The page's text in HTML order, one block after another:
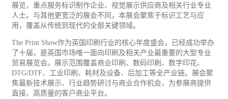
展览，重点服务标识制作企业、视觉展示供应商及相关行业专业
人士。与其他更宽泛的展会不同，本展会聚焦于标识工艺与应
用，覆盖从传统到现代的全部关键领域。
The Print Show作为英国 印刷 行业的核心年度盛会，已经成功举办
了十届，是英国市场唯一面向印刷及相关产业最重要的大型专业
贸易展览会。展示范围覆盖商业印刷、数码印刷、数字印花、
DTG/DTF、 工业印刷、耗材及设备、后加工等全产业链。展会聚
焦最新技术展示、行业趋势研讨与商业合作机会，为参展商提供
直接、高质量的客户商业平台。